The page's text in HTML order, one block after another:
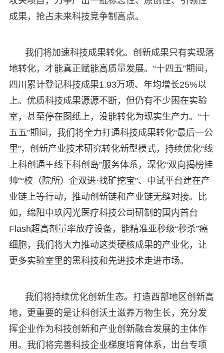
成果，抢占未来科技竞争制高点。
我们将加速科技成果转化。创新成果只有实现落
地转化，才能真正赋能高质量发展。“十四五”期间，
四川累计登记科技成果1.93万项、年均增长25%以
上。优质科技成果源源不断，但仍有不少困在实验
室，甚至停在图纸上，没能转化为现实生产力。“十
五五”期间，我们将全力打通科技成果转化“最后一公
里”，创新产业技术研究转化新型模式，持续优化“线
上科创通＋线下科创岛”服务体系，深化“双向揭榜挂
帅”“校（院所）企双进·找矿挖宝”、中试平台建在产
业链上等行动，推动创新链和产业链无缝对接。比
如，绵阳中玖闪光医疗科技公司研制的国内首台
Flash超高剂量率放疗设备，能精准亚秒级“秒杀”癌
细胞，我们将大力推动这类硬核成果的产业化，让
更多实验室里的黑科技和先进技术走进市场。
我们将持续优化创新生态。打造西部地区创新高
地，更重要的是让科创沃土滋养万物生长，充分发
挥企业作为科技创新和产业创新融合发展的主体作
用。我们将完善科技企业梯度培育体系，出台专项